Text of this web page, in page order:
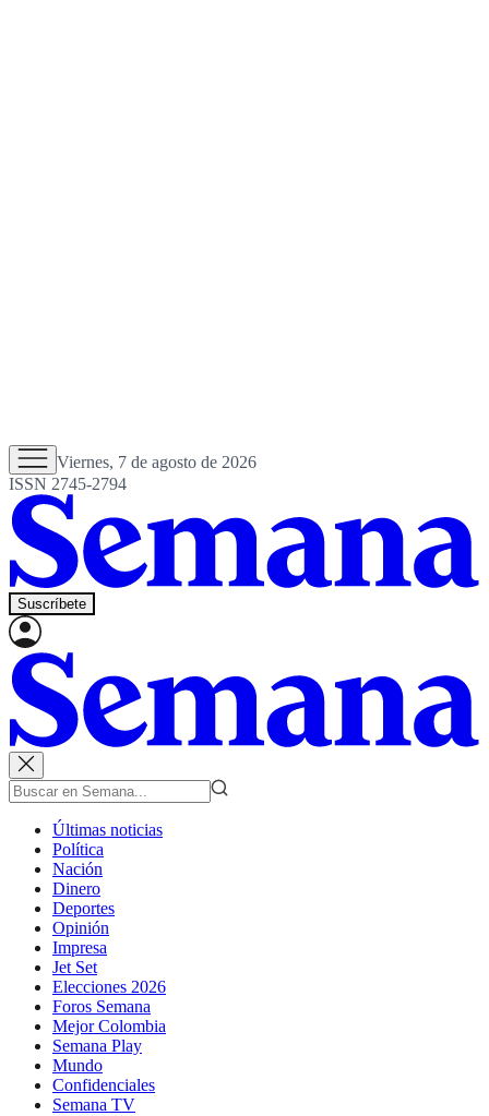
Viernes, 7 de agosto de 2026
ISSN 2745-2794
Suscríbete
Últimas noticias
Política
Nación
Dinero
Deportes
Opinión
Impresa
Jet Set
Elecciones 2026
Foros Semana
Mejor Colombia
Semana Play
Mundo
Confidenciales
Semana TV